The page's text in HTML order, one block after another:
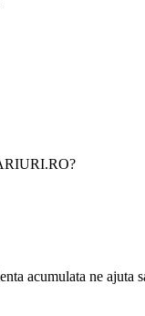
acumulata ne ajuta